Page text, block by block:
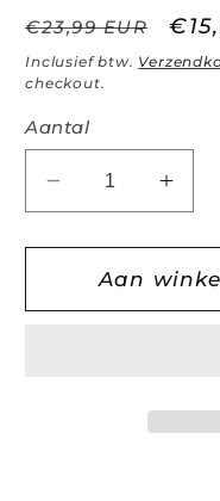
Normale
prijs
€23,99 EUR
Inclusief btw.
checkout.
Aantal
Aantal
verlagen
voor
SleepStrips
-
voor
-
Aan